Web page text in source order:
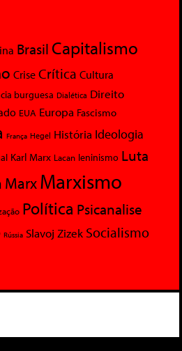
Brasil Capitalismo
Crise Crítica Cultura
burguesa Dialética Direito
EUA Europa Fascismo
França Hegel História Ideologia
Karl Marx Lacan leninismo Luta
MarxMarxismo
Política Psicanalise
Rússia Slavoj Zizek Socialismo